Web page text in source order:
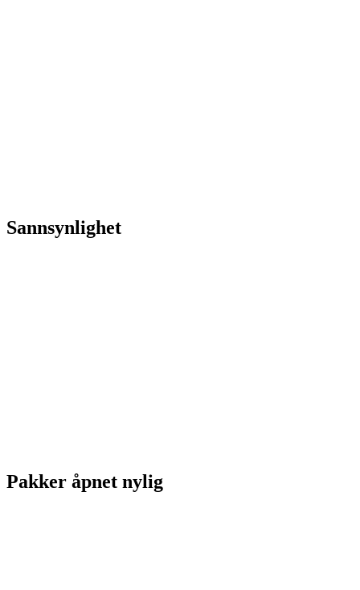
Sannsynlighet
Pakker åpnet nylig